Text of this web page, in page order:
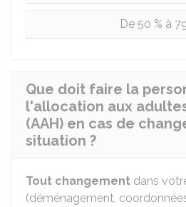
De 50 % à
Que doit faire la
l'allocation aux
(AAH) en cas de
situation ?
Tout changement dans
(déménagement,